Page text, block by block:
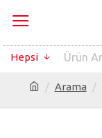
Hepsi
Arama